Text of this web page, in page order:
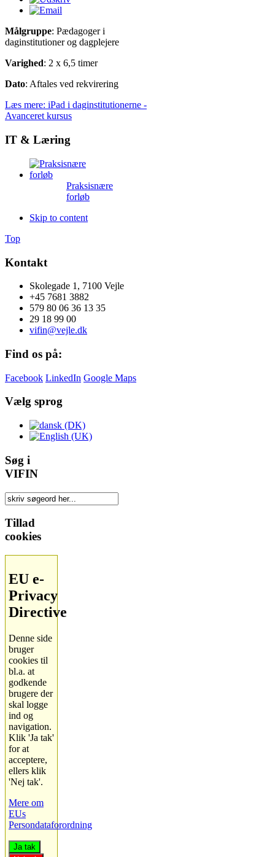
Målgruppe: Pædagoger i
daginstitutioner og dagplejere
Varighed: 2 x 6,5 timer
Dato: Aftales ved rekvirering
Læs mere: iPad i daginstitutionerne -
Avanceret kursus
IT & Læring
Praksisnære
forløb
Skip to content
Top
Kontakt
Skolegade 1, 7100 Vejle
+45 7681 3882
579 80 06 36 13 35
29 18 99 00
vifin@vejle.dk
Find os på:
Facebook LinkedIn Google Maps
Vælg sprog
Søg i
VIFIN
Tillad
cookies
EU e-
Privacy
Directive
Denne side
bruger
cookies til
bl.a. at
godkende
brugere der
skal logge
ind og
navigation.
Klik 'Ja tak'
for at
acceptere,
ellers klik
'Nej tak'.
Mere om
EUs
Persondataforordning
Ja tak